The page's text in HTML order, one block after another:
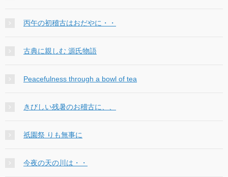
丙午の初稽古はおだやに・・
古典に親しむ 源氏物語
Peacefulness through a bowl of tea
きびしい残暑のお稽古に、、
祇園祭 りも無事に
今夜の天の川は・・